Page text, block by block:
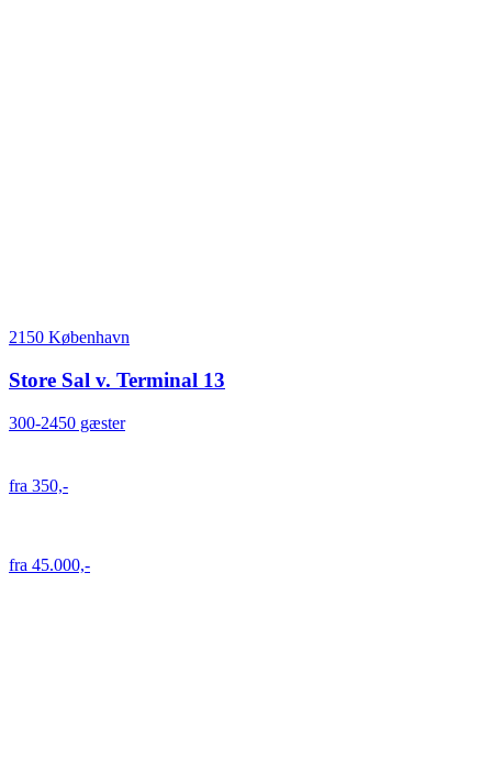
2150 København
Store Sal v. Terminal 13
300-2450 gæster
fra 350,-
fra 45.000,-